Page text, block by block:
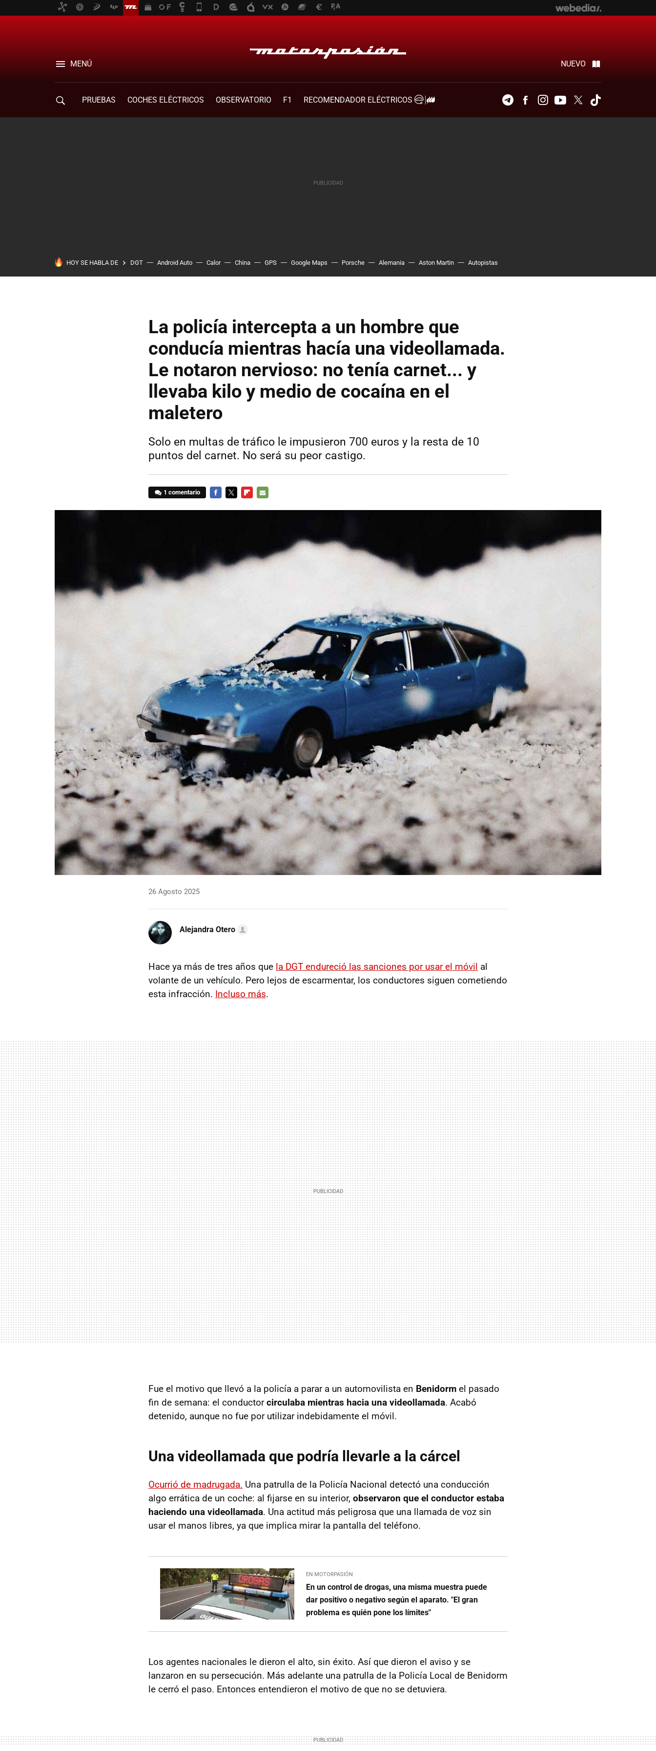
MENÚ NUEVO
PRUEBAS COCHES ELÉCTRICOS OBSERVATORIO F1
RECOMENDADOR ELÉCTRICOS
TelegramFacebookInstagramYoutubeTwitter
HOY SE HABLA DE DGT Android Auto Calor China GPS Google Maps Porsche Alemania Aston Martin Autopistas
La policía intercepta a un hombre que
conducía mientras hacía una videollamada.
Le notaron nervioso: no tenía carnet... y
llevaba kilo y medio de cocaína en el
maletero
Solo en multas de tráfico le impusieron 700 euros y la resta de 10
puntos del carnet. No será su peor castigo.
1 comentario
26 Agosto 2025
Alejandra Otero
Hace ya más de tres años que la DGT endureció las sanciones por usar el móvil al
volante de un vehículo. Pero lejos de escarmentar, los conductores siguen cometiendo
esta infracción. Incluso más.
Fue el motivo que llevó a la policía a parar a un automovilista en Benidorm el pasado
fin de semana: el conductorcirculaba mientras hacia una videollamada. Acabó
detenido, aunque no fue por utilizar indebidamente el móvil.
Una videollamada que podría llevarle a la cárcel
Ocurrió de madrugada. Una patrulla de la Policía Nacional detectó una conducción
algo errática de un coche: al fijarse en su interior, observaron que el conductor estaba
haciendo una videollamada. Una actitud más peligrosa que una llamada de voz sin
usar el manos libres, ya que implica mirar la pantalla del teléfono.
EN MOTORPASIÓN
En un control de drogas, una misma muestra puede
dar positivo o negativo según el aparato. "El gran
problema es quién pone los límites"
Los agentes nacionales le dieron el alto, sin éxito. Así que dieron el aviso y se
lanzaron en su persecución. Más adelante una patrulla de la Policía Local de Benidorm
le cerró el paso. Entonces entendieron el motivo de que no se detuviera.